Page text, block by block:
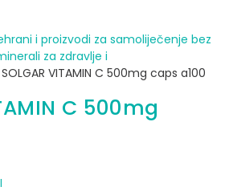
i proizvodi za samoliječenje bez
za zdravlje i
VITAMIN C 500mg caps a100
C 500mg